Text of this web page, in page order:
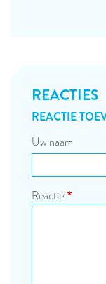
REACTIES
REACTIE
Uw naam
Reactie